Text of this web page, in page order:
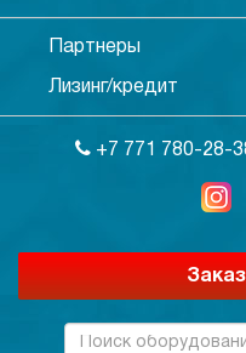
Партнеры
Лизинг/кредит
+7 771 780-28-